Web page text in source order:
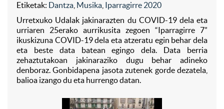
Etiketak: Dantza Musika Iparragirre 2020
Urretxuko Udalak jakinarazten du COVID-19 dela eta
urriaren 25erako aurrikusita zegoen “Iparragirre 7”
ikuskizuna COVID-19 dela eta atzeratu egin behar dela
eta beste data batean egingo dela. Data berria
zehaztutakoan jakinaraziko dugu behar adineko
denboraz. Gonbidapena jasota zutenek gorde dezatela,
balioa izango du eta hurrengo datan.